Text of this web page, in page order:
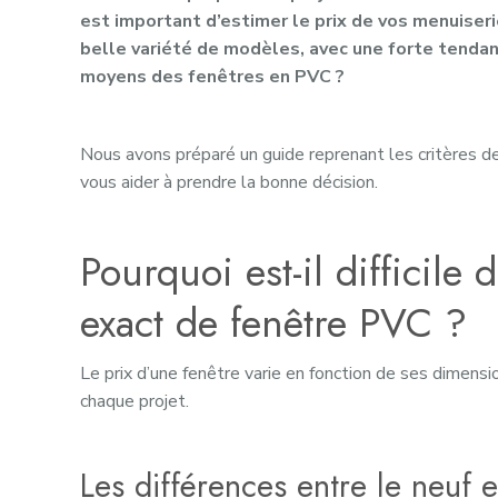
est important d’estimer le prix de vos
belle variété de modèles, avec une forte
moyens des fenêtres en PVC ?
Nous avons préparé un guide reprenant les critères
vous aider à prendre la bonne décision.
Pourquoi est-il difficile
exact de fenêtre PVC ?
Le prix d’une fenêtre varie en fonction de ses
chaque projet.
Les différences entre le neuf